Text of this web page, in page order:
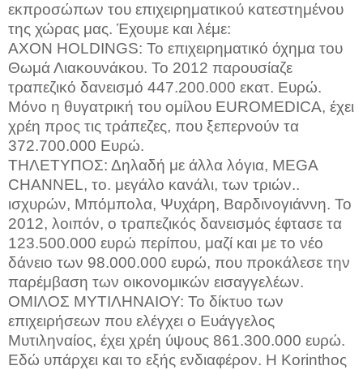
εκπροσώπων του επιχειρηματικού κατεστημένου
της χώρας μας. Έχουμε και λέμε:
AXON HOLDINGS: Το επιχειρηματικό όχημα του
Θωμά Λιακουνάκου. Το 2012 παρουσίαζε
τραπεζικό δανεισμό 447.200.000 εκατ. Ευρώ.
Μόνο η θυγατρική του ομίλου EUROMEDICA, έχει
χρέη προς τις τράπεζες, που ξεπερνούν τα
372.700.000 Ευρώ.
ΤΗΛΕΤΥΠΟΣ: Δηλαδή με άλλα λόγια, MEGA
CHANNEL, το. μεγάλο κανάλι, των τριών..
ισχυρών, Μπόμπολα, Ψυχάρη, Βαρδινογιάννη. Το
2012, λοιπόν, ο τραπεζικός δανεισμός έφτασε τα
123.500.000 ευρώ περίπου, μαζί και με το νέο
δάνειο των 98.000.000 ευρώ, που προκάλεσε την
παρέμβαση των οικονομικών εισαγγελέων.
ΟΜΙΛΟΣ ΜΥΤΙΛΗΝΑΙΟΥ: Το δίκτυο των
επιχειρήσεων που ελέγχει ο Ευάγγελος
Μυτιληναίος, έχει χρέη ύψους 861.300.000 ευρώ.
Εδώ υπάρχει και το εξής ενδιαφέρον. Η Korinthoς